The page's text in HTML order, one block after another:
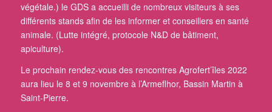
végétale.) le GDS a accueilli de nombreux visiteurs à ses
différents stands afin de les informer et conseillers en santé
animale. (Lutte intégré, protocole N&D de bâtiment,
apiculture).
Le prochain rendez-vous des rencontres Agrofert’îles 2022
aura lieu le 8 et 9 novembre à l’Armeflhor, Bassin Martin à
Saint-Pierre.